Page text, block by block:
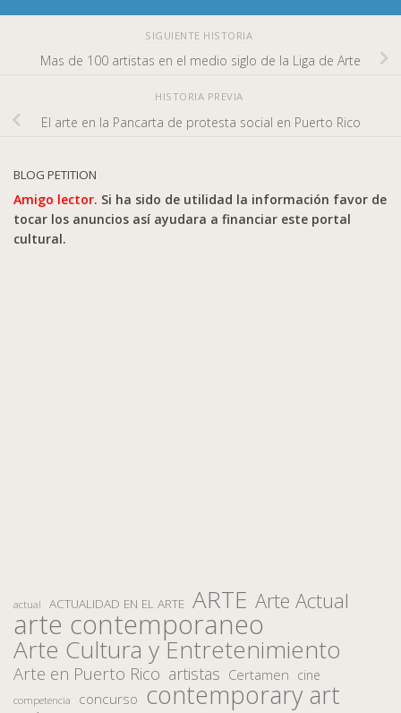
SIGUIENTE HISTORIA
Mas de 100 artistas en el medio siglo de la Liga de Arte
HISTORIA PREVIA
El arte en la Pancarta de protesta social en Puerto Rico
BLOG PETITION
Amigo lector. Si ha sido de utilidad la información favor de
tocar los anuncios así ayudara a financiar este portal
cultural.
actual ACTUALIDAD EN EL ARTE ARTE Arte Actual
arte contemporaneo
Arte Cultura y Entretenimiento
Arte en Puerto Rico artistas Certamen cine
competencia concurso contemporary art